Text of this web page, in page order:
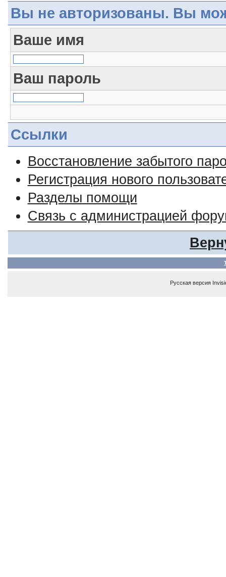
Вы не авторизованы. Вы
Ваше имя
Ваш пароль
Ссылки
Восстановление забытого
Регистрация нового
Разделы помощи
Связь с администрацией
Русская версия